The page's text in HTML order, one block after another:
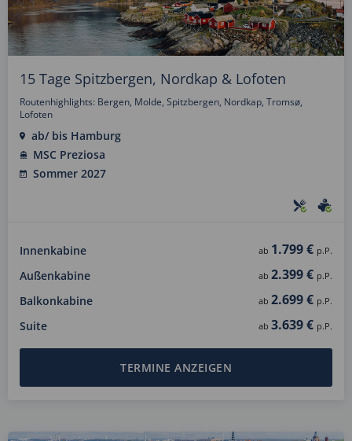
15 Tage Spitzbergen, Nordkap & Lofoten
Routenhighlights: Bergen, Molde, Spitzbergen, Nordkap, Tromsø,
Lofoten
ab/ bis Hamburg
MSC Preziosa
Sommer 2027
Innenkabine ab 1.799 € p.P.
Außenkabine ab 2.399 € p.P.
Balkonkabine ab 2.699 € p.P.
Suite ab 3.639 € p.P.
TERMINE ANZEIGEN